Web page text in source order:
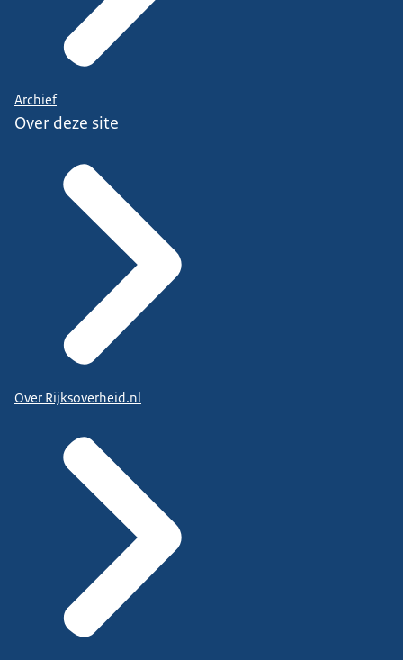
Archief
Over deze site
Over Rijksoverheid.nl